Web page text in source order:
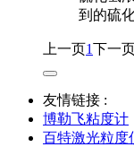
到的硫
上一页1下一
友情链接 :
博勒飞粘度计
百特激光粒度